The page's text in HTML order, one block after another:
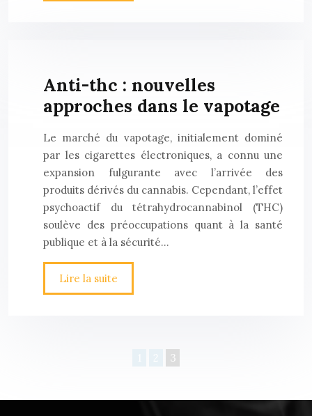
Anti-thc : nouvelles
approches dans le vapotage
Le marché du vapotage, initialement dominé
par les cigarettes électroniques, a connu une
expansion fulgurante avec l’arrivée des
produits dérivés du cannabis. Cependant, l’effet
psychoactif du tétrahydrocannabinol (THC)
soulève des préoccupations quant à la santé
publique et à la sécurité…
Lire la suite
3